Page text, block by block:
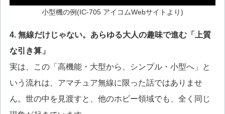
小型機の例(IC-705 アイコムWebサイトより)
4. 無線だけじゃない。あらゆる大人の趣味で進む「上質
な引き算」
実は、この「高機能・大型から、シンプル・小型へ」と
いう流れは、アマチュア無線に限った話ではありませ
ん。世の中を見渡すと、他のホビー領域でも、全く同じ